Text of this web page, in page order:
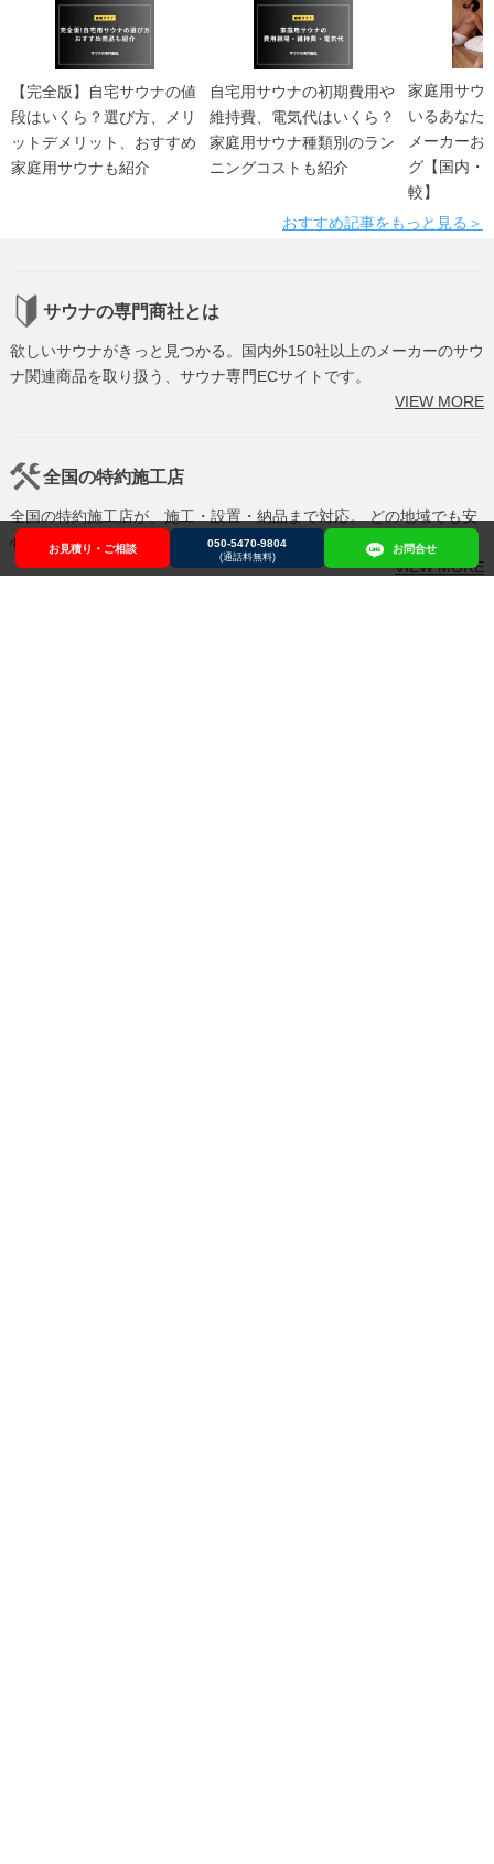
お見積り・ご相談 050-5470-9804
(通話料無料)
お問合せ
【完全版】自宅サウナの値
段はいくら？選び方、メリ
ットデメリット、おすすめ
家庭用サウナも紹介
自宅用サウナの初期費用や
維持費、電気代はいくら？
家庭用サウナ種類別のラン
ニングコストも紹介
家庭用サウ
いるあなた
メーカーお
グ【国内・
較】
おすすめ記事をもっと見る＞
サウナの専門商社とは
欲しいサウナがきっと見つかる。国内外150社以上のメーカーのサウ
ナ関連商品を取り扱う、サウナ専門ECサイトです。
VIEW MORE
全国の特約施工店
全国の特約施工店が、施工・設置・納品まで対応。 どの地域でも安
心してご利用いただけます。
VIEW MORE
お見積り・ご相談 050-5470-9804 お問合せ